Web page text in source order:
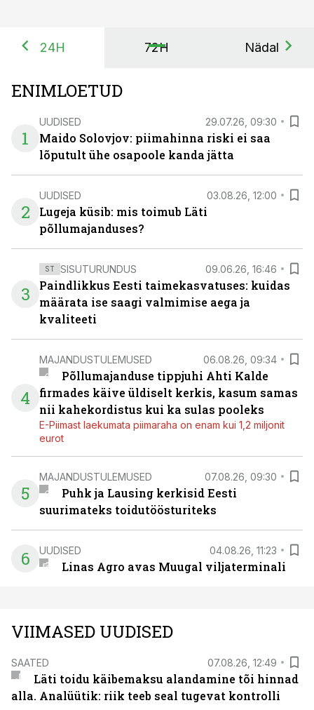
24H 72H Nädal
ENIMLOETUD
1
UUDISED 29.07.26, 09:30
Maido Solovjov: piimahinna riski ei saa
lõputult ühe osapoole kanda jätta
2
UUDISED 03.08.26, 12:00
Lugeja küsib: mis toimub Läti
põllumajanduses?
3
ST SISUTURUNDUS 09.06.26, 16:46
Paindlikkus Eesti taimekasvatuses: kuidas
määrata ise saagi valmimise aega ja
kvaliteeti
4
MAJANDUSTULEMUSED 06.08.26, 09:34
Põllumajanduse tippjuhi Ahti Kalde
firmades käive üldiselt kerkis, kasum samas
nii kahekordistus kui ka sulas pooleks
E-Piimast laekumata piimaraha on enam kui 1,2 miljonit
eurot
5
MAJANDUSTULEMUSED 07.08.26, 09:30
Puhk ja Lausing kerkisid Eesti
suurimateks toidutöösturiteks
6 UUDISED 04.08.26, 11:23
Linas Agro avas Muugal viljaterminali
VIIMASED UUDISED
SAATED 07.08.26, 12:49
Läti toidu käibemaksu alandamine tõi hinnad
alla. Analüütik: riik teeb seal tugevat kontrolli